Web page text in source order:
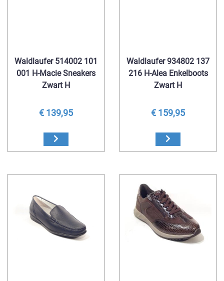
Waldlaufer 514002 101
001 H-Macie Sneakers
Zwart H
€ 139,95
Waldlaufer 934802 137
216 H-Alea Enkelboots
Zwart H
€ 159,95